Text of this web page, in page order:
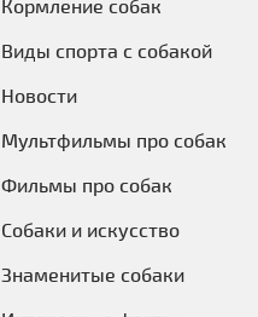
Кормление собак
Виды спорта с собакой
Новости
Мультфильмы про собак
Фильмы про собак
Собаки и искусство
Знаменитые собаки